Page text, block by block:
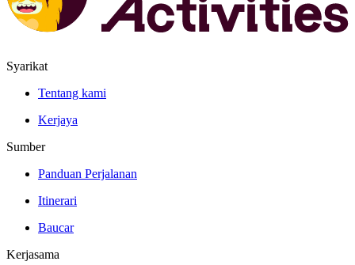
Syarikat
Tentang kami
Kerjaya
Sumber
Panduan Perjalanan
Itinerari
Baucar
Kerjasama